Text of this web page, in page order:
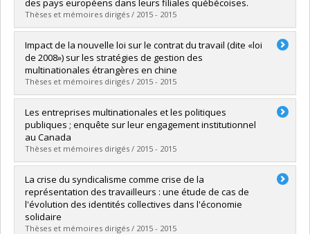
Lien vers le document dans Papyrus
Thèses et mémoires dirigés / 2015 - 2015
Graduate : Fulle, Gina
Cycle :Master's
Grade :M. Sc.
Lien vers le document dans Papyrus
Impact de la nouvelle loi sur le contrat du travail (dite «loi
de 2008») sur les stratégies de gestion des
multinationales étrangères en chine
Thèses et mémoires dirigés / 2015 - 2015
Graduate :Cai, Yini
Cycle :Master's
Grade :M. Sc.
Lien vers le document dans Papyrus
Les entreprises multinationales et les politiques
publiques ; enquête sur leur engagement institutionnel
au Canada
Thèses et mémoires dirigés / 2015 - 2015
Graduate :Harvey, Pierre-Antoine
Cycle :Doctoral
Grade :Ph. D.
Lien vers le document dans Papyrus
La crise du syndicalisme comme crise de la
représentation des travailleurs : une étude de cas de
l'évolution des identités collectives dans l'économie
solidaire
Thèses et mémoires dirigés / 2015 - 2015